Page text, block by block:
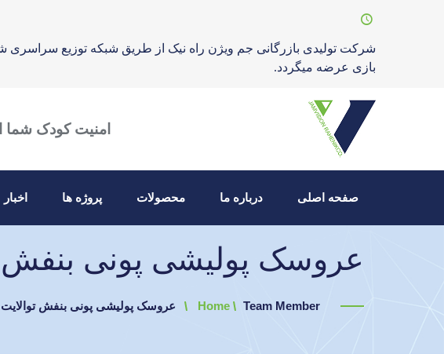
شرکت تولیدی بازرگانی جم ویژن راه نیک از طریق شبکه توزیع سراسری
بازی عرضه میگردد.
امنیت کودک
صفحه اصلی درباره ما محصولات پروژه ها اخبار
عروسک پولیشی پونی بنفش
Home Team Member عروسک پولیشی پونی بنفش توالایت